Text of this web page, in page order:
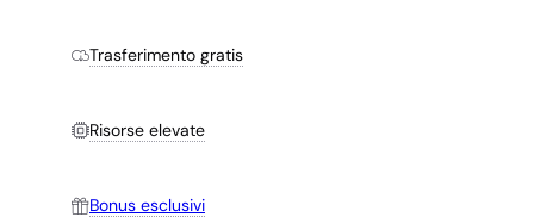
Trasferimento gratis
Risorse elevate
Bonus esclusivi